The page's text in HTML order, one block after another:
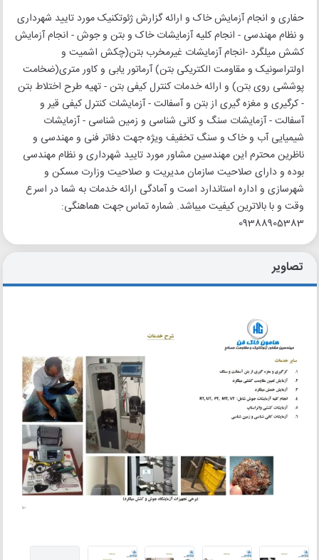
حفاری و انجام آزمایش خاک و ارائه گزارش ژئوتکنیک مورد تایید شهرداری
و نظام مهندسی - انجام کلیه آزمایشات خاک و بتن و جوش - انجام آزمایش
کشش میلگرد -انجام آزمایشات غیرمخرب بتن(چکش اشمیت و
اولتراسونیک و مقاومت الکتریکی بتن) آرماتور یابی و کاور متری(ضخامت
پوششی روی بتن) و ارائه خدمات کنترل کیفی بتن - تهیه طرح اختلاط بتن
- کرگیری و مغزه گیری از بتن و آسفالت - آزمایشات کنترل کیفی قیر و
آسفالت - آزمایشات سنگ و کانی شناسی و زمین شناسی - آزمایشات
شیمیایی آب و خاک و سنگ تخفیف ویژه جهت دفاتر فنی و مهندسی و
ناظرین محترم این مهندسین مشاور مورد تایید شهرداری و نظام مهندسی
بوده و دارای صلاحیت سازمان مدیریت و صلاحیت وزارت مسکن و
شهرسازی و اداره استاندارد است و آمادگی ارائه خدمات به شما در اسرع
وقت و با بالاترین کیفیت میباشد. شماره تماس جهت هماهنگی:
09388905383
تصاویر